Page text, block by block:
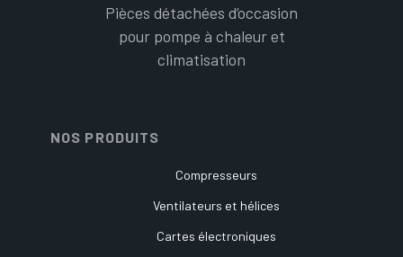
Pièces détachées d’occasion
pour pompe à chaleur et
climatisation
NOS PRODUITS
Compresseurs
Ventilateurs et hélices
Cartes électroniques